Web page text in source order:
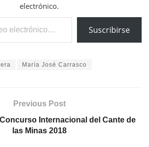
electrónico.
Suscribirse
María José Carrasco
Previous Post
Internacional del Cante de
las Minas 2018